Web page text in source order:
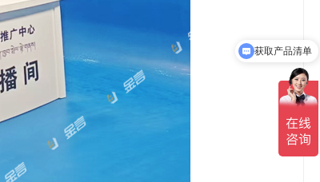
获取产品清单